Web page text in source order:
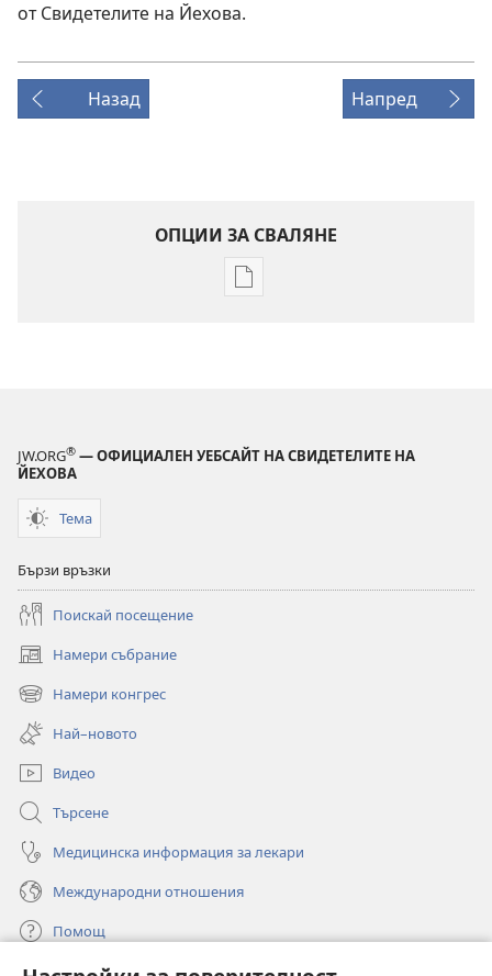
от Свидетелите на Йехова.
Назад Напред
ОПЦИИ ЗА СВАЛЯНЕ
Опции
КУЛА
JW.ORG® — ОФИЦИАЛЕН УЕБСАЙТ НА СВИДЕТЕЛИТЕ НА
ЙЕХОВА
Тема
Бързи връзки
Поискай посещение
Намери събрание
(отваря
нов
прозорец)
Намери конгрес
(отваря
нов
прозорец)
Най–новото
Видео
Търсене
Медицинска информация за лекари
Международни отношения
Помощ